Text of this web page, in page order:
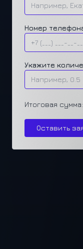
Номер
Укажите
Итоговая сумма:
Оставить